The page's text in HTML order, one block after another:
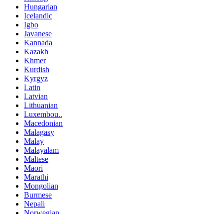
Hungarian
Icelandic
Igbo
Javanese
Kannada
Kazakh
Khmer
Kurdish
Kyrgyz
Latin
Latvian
Lithuanian
Luxembou..
Macedonian
Malagasy
Malay
Malayalam
Maltese
Maori
Marathi
Mongolian
Burmese
Nepali